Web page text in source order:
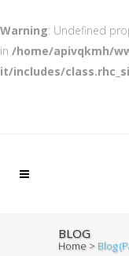
Warning: Undefined
in /home/apivqkmh/
it/includes/
BLOG
Home > Blog